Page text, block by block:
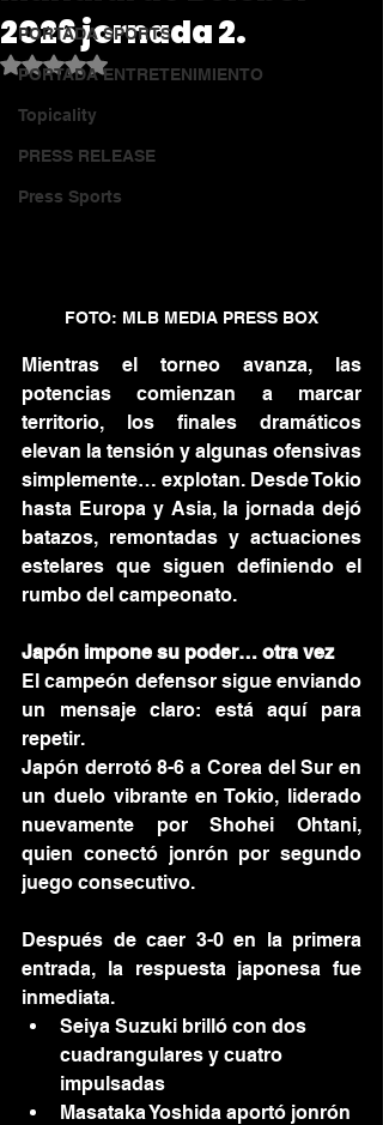
PORTADA SPORTS
PORTADA ENTRETENIMIENTO
Topicality
PRESS RELEASE
Press Sports
2026 jornada 2.
Obtuvo NaN de 5 estrellas.
FOTO: MLB MEDIA PRESS BOX
Mientras el torneo avanza, las
potencias comienzan a marcar
territorio, los finales dramáticos
elevan la tensión y algunas ofensivas
simplemente… explotan. Desde Tokio
hasta Europa y Asia, la jornada dejó
batazos, remontadas y actuaciones
estelares que siguen definiendo el
rumbo del campeonato.
Japón impone su poder… otra vez
El campeón defensor sigue enviando
un mensaje claro: está aquí para
repetir.
Japón derrotó 8-6 a Corea del Sur en
un duelo vibrante en Tokio, liderado
nuevamente por Shohei Ohtani,
quien conectó jonrón por segundo
juego consecutivo.
Después de caer 3-0 en la primera
entrada, la respuesta japonesa fue
inmediata.
Seiya Suzuki brilló con dos
cuadrangulares y cuatro
impulsadas
Masataka Yoshida aportó jonrón